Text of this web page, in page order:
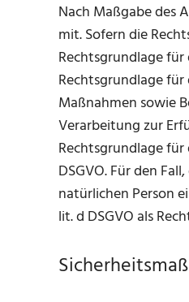
Nach Maßgabe des
mit. Sofern die
Rechtsgrundlage für
Rechtsgrundlage
Maßnahmen sowie
Verarbeitung zur
Rechtsgrundlage
DSGVO. Für den
natürlichen Person
lit. d DSGVO als